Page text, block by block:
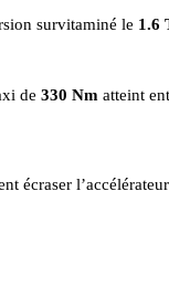
survitaminé le 1.6
de 330 Nm atteint
écraser